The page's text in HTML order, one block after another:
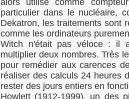
alors utilisé comme
particulier dans le nucléaire,
Dekatron, les traitements sont
comme les ordinateurs
Witch n'était pas véloce : il
multiplier deux nombres. Très
pour remédier aux carences
réaliser des calculs 24 heures
rester des jours entiers en
Howlett (1912-1999), un des